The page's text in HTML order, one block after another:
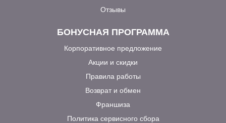
Отзывы
БОНУСНАЯ ПРОГРАММА
Корпоративное предложение
Акции и скидки
Правила работы
Возврат и обмен
Франшиза
Политика сервисного сбора